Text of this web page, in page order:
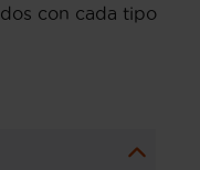
con cada tipo